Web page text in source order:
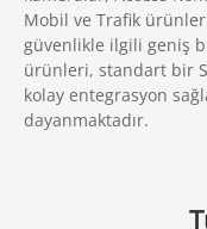
Mobil ve Trafik
güvenlikle ilgili geniş
ürünleri, standart bir
kolay entegrasyon
dayanmaktadır.